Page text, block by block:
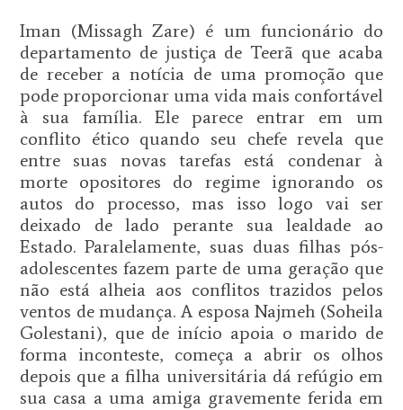
Iman (Missagh Zare) é um funcionário do
departamento de justiça de Teerã que acaba
de receber a notícia de uma promoção que
pode proporcionar uma vida mais confortável
à sua família. Ele parece entrar em um
conflito ético quando seu chefe revela que
entre suas novas tarefas está condenar à
morte opositores do regime ignorando os
autos do processo, mas isso logo vai ser
deixado de lado perante sua lealdade ao
Estado. Paralelamente, suas duas filhas pós-
adolescentes fazem parte de uma geração que
não está alheia aos conflitos trazidos pelos
ventos de mudança. A esposa Najmeh (Soheila
Golestani), que de início apoia o marido de
forma inconteste, começa a abrir os olhos
depois que a filha universitária dá refúgio em
sua casa a uma amiga gravemente ferida em